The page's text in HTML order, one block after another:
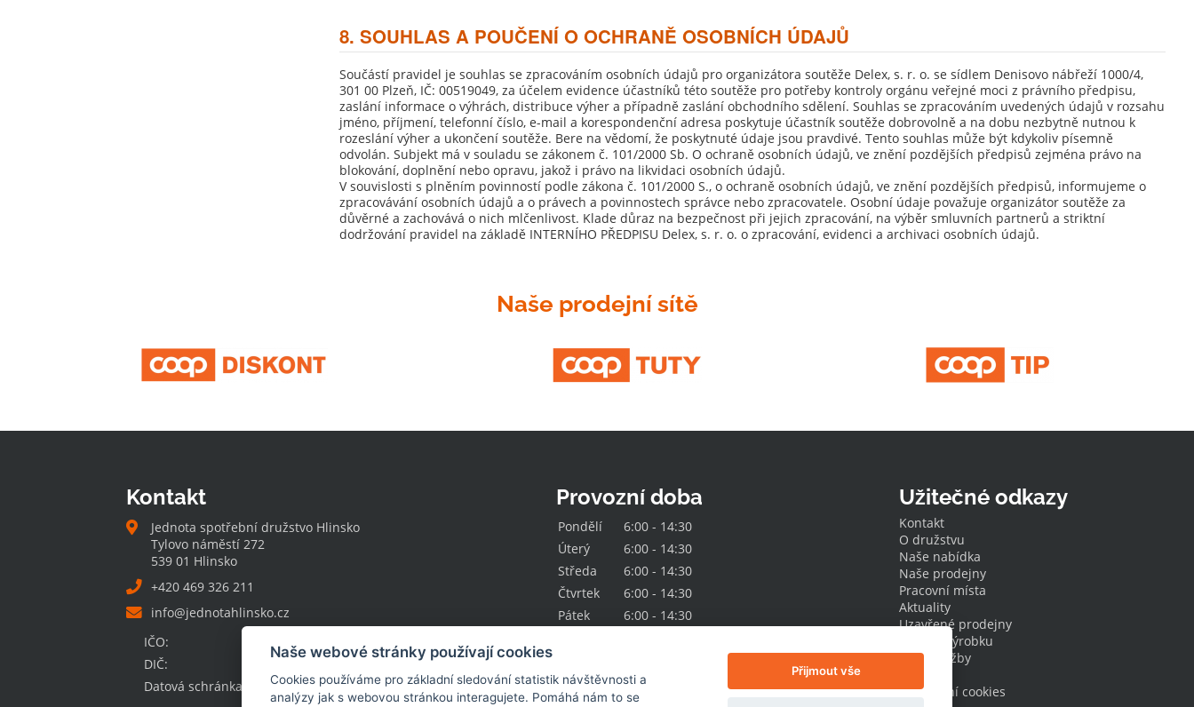
8. SOUHLAS A POUČENÍ O OCHRANĚ OSOBNÍCH ÚDAJŮ
Součástí pravidel je souhlas se zpracováním osobních údajů pro organizátora soutěže Delex, s. r. o. se sídlem Denisovo nábřeží 1000/4,
301 00 Plzeň, IČ: 00519049, za účelem evidence účastníků této soutěže pro potřeby kontroly orgánu veřejné moci z právního předpisu,
zaslání informace o výhrách, distribuce výher a případně zaslání obchodního sdělení. Souhlas se zpracováním uvedených údajů v rozsahu
jméno, příjmení, telefonní číslo, e-mail a korespondenční adresa poskytuje účastník soutěže dobrovolně a na dobu nezbytně nutnou k
rozeslání výher a ukončení soutěže. Bere na vědomí, že poskytnuté údaje jsou pravdivé. Tento souhlas může být kdykoliv písemně
odvolán. Subjekt má v souladu se zákonem č. 101/2000 Sb. O ochraně osobních údajů, ve znění pozdějších předpisů zejména právo na
blokování, doplnění nebo opravu, jakož i právo na likvidaci osobních údajů.
V souvislosti s plněním povinností podle zákona č. 101/2000 S., o ochraně osobních údajů, ve znění pozdějších předpisů, informujeme o
zpracovávání osobních údajů a o právech a povinnostech správce nebo zpracovatele. Osobní údaje považuje organizátor soutěže za
důvěrné a zachovává o nich mlčenlivost. Klade důraz na bezpečnost při jejich zpracování, na výběr smluvních partnerů a striktní
dodržování pravidel na základě INTERNÍHO PŘEDPISU Delex, s. r. o. o zpracování, evidenci a archivaci osobních údajů.
Naše prodejní sítě
Kontakt
Jednota spotřební družstvo Hlinsko
Tylovo náměstí 272
539 01 Hlinsko
+420 469 326 211
info@jednotahlinsko.cz
IČO:
00032131
DIČ:
Datová schránka:
xtpce9w
Provozní doba
Pondělí
6:00 - 14:30
Úterý
6:00 - 14:30
Středa
6:00 - 14:30
Čtvrtek
6:00 - 14:30
Pátek
6:00 - 14:30
Užitečné odkazy
Kontakt
O družstvu
Naše nabídka
Naše prodejny
Pracovní místa
Aktuality
Uzavřené prodejny
Stažení výrobku
Naše služby
Nastavení cookies
Naše webové stránky používají cookies
Cookies používáme pro základní sledování statistik návštěvnosti a
analýzy jak s webovou stránkou interagujete. Pomáhá nám to se
Přijmout vše